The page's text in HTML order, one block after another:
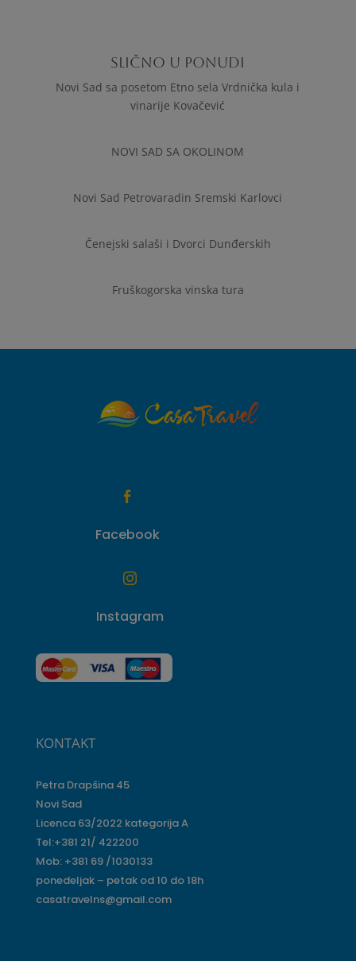
SLIČNO U PONUDI
Novi Sad sa posetom Etno sela Vrdnička kula i
vinarije Kovačević
NOVI SAD SA OKOLINOM
Novi Sad Petrovaradin Sremski Karlovci
Čenejski salaši i Dvorci Dunđerskih
Fruškogorska vinska tura

Facebook

Instagram
KONTAKT
Petra Drapšina 45
Novi Sad
Licenca 63/2022 kategorija A
Tel:+381 21/ 422200
Mob: +381 69 /1030133
ponedeljak – petak od 10 do 18h
casatravelns@gmail.com